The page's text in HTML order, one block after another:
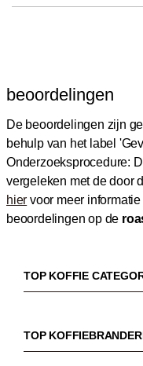
beoordelingen
De beoordelingen zijn
behulp van het label
Onderzoeksprocedure:
vergeleken met de door
hier voor meer
beoordelingen op de
TOP KOFFIE
Koffiebonen
Biologische koffie
TOP